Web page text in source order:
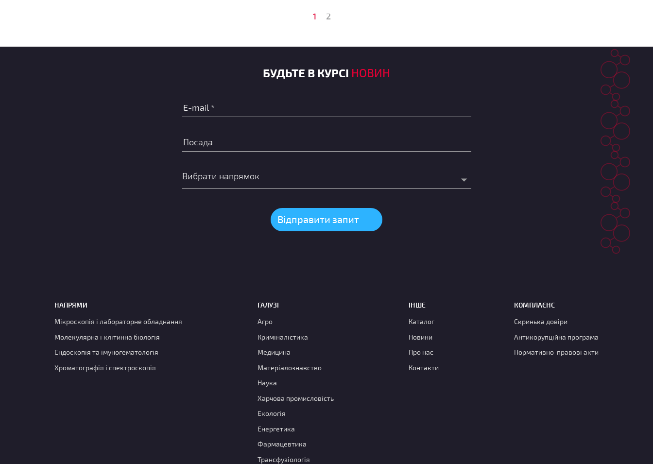
1 2
БУДЬТЕ В КУРСІ НОВИН
НАПРЯМИ
Мікроскопія і лабораторне обладнання
Молекулярна і клітинна біологія
Ендоскопія та імуногематологія
Хроматографія і спектроскопія
ГАЛУЗІ
Агро
Криміналістика
Медицина
Матеріалознавство
Наука
Харчова промисловість
Екологія
Енергетика
Фармацевтика
Трансфузіологія
ІНШЕ
Каталог
Новини
Про нас
Контакти
КОМПЛАЄНС
Скринька довіри
Антикорупційна програма
Нормативно-правові акти